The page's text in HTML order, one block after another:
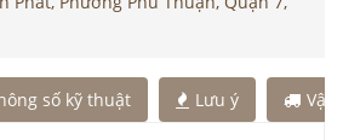
số kỹ thuật Lưu ý Vận